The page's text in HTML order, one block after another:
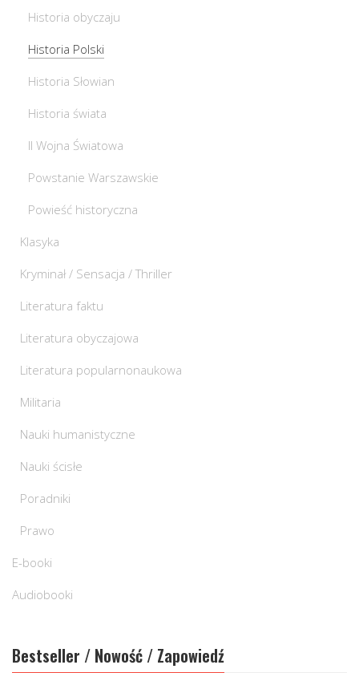
Historia obyczaju
Historia Polski
Historia Słowian
Historia świata
II Wojna Światowa
Powstanie Warszawskie
Powieść historyczna
Klasyka
Kryminał / Sensacja / Thriller
Literatura faktu
Literatura obyczajowa
Literatura popularnonaukowa
Militaria
Nauki humanistyczne
Nauki ścisłe
Poradniki
Prawo
E-booki
Audiobooki
Bestseller / Nowość / Zapowiedź